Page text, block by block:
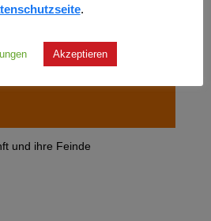
und ihre Feinde
.
Akzeptieren